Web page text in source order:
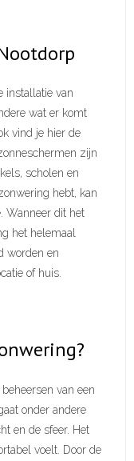
installatie van
wat er komt
vind je hier de
zijn
scholen en
hebt, kan
Wanneer dit het
het helemaal
worden en
of huis.
van een
onder andere
en de sfeer. Het
voelt. Door de